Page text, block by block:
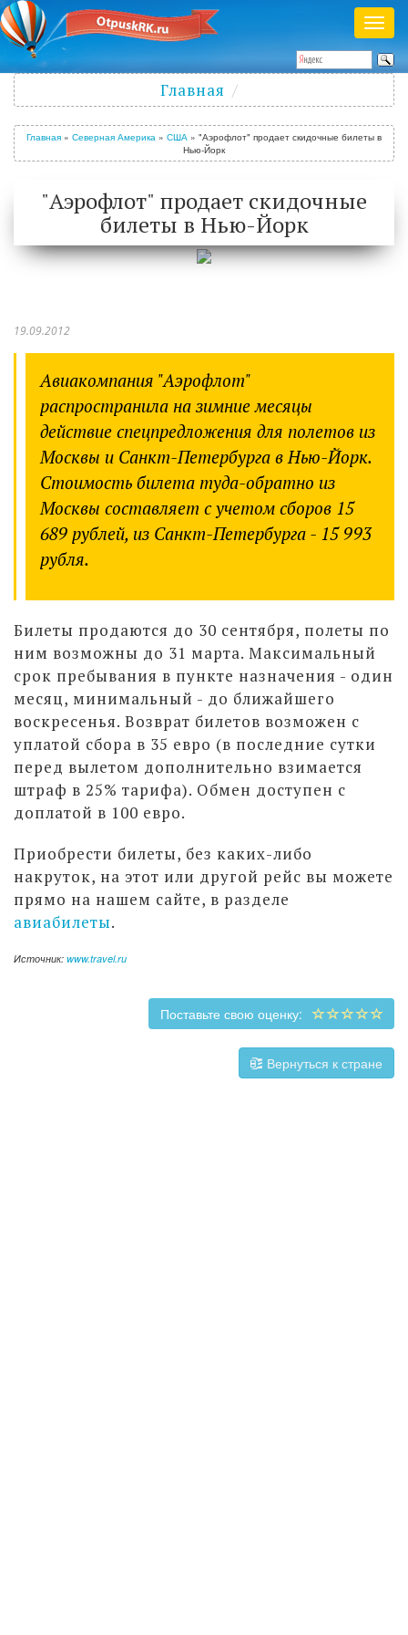
Полезный журнал о путешествиях
меню
Главная
Главная » Северная Америка » США » "Аэрофлот" продает скидочные билеты в
Нью-Йорк
"Аэрофлот" продает скидочные
билеты в Нью-Йорк
19.09.2012
Авиакомпания "Аэрофлот"
распространила на зимние месяцы
действие спецпредложения для полетов из
Москвы и Санкт-Петербурга в Нью-Йорк.
Стоимость билета туда-обратно из
Москвы составляет с учетом сборов 15
689 рублей, из Санкт-Петербурга - 15 993
рубля.
Билеты продаются до 30 сентября, полеты по
ним возможны до 31 марта. Максимальный
срок пребывания в пункте назначения - один
месяц, минимальный - до ближайшего
воскресенья. Возврат билетов возможен с
уплатой сбора в 35 евро (в последние сутки
перед вылетом дополнительно взимается
штраф в 25% тарифа). Обмен доступен с
доплатой в 100 евро.
Приобрести билеты, без каких-либо
накруток, на этот или другой рейс вы можете
прямо на нашем сайте, в разделе
авиабилеты.
Источник: www.travel.ru
Поставьте свою оценку:
Вернуться к стране